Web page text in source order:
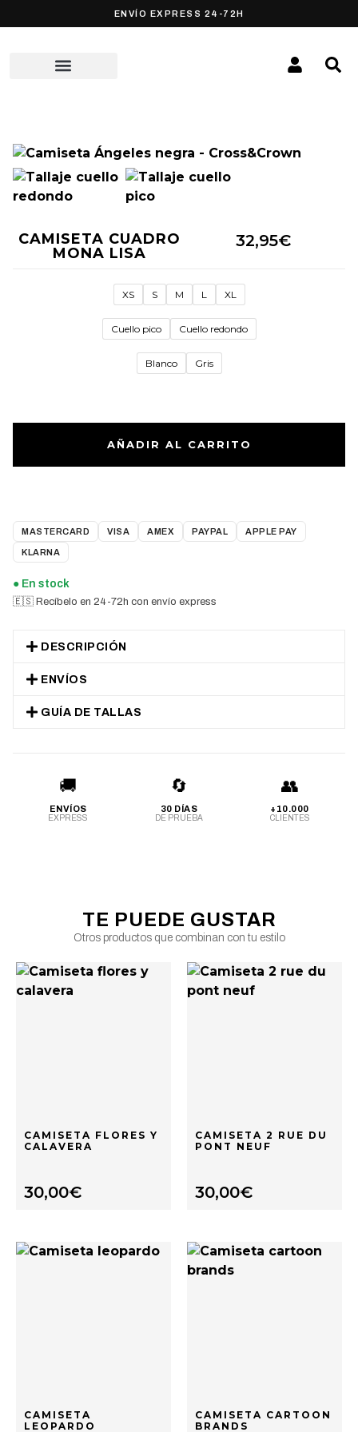
ENVÍO EXPRESS 24-72H
CAMISETA CUADRO
MONA LISA
32,95€
XS S M L XL
Cuello pico Cuello redondo
Blanco Gris
AÑADIR AL CARRITO
MASTERCARD VISA AMEX PAYPAL APPLE PAY
KLARNA
● En stock
🇪🇸 Recíbelo en 24-72h con envío express
DESCRIPCIÓN
ENVÍOS
GUÍA DE TALLAS
🚚
ENVÍOS
EXPRESS
🔄
30 DÍAS
DE PRUEBA
👥
+10.000
CLIENTES
TE PUEDE GUSTAR
Otros productos que combinan con tu estilo
CAMISETA FLORES Y
CALAVERA
30,00€
CAMISETA 2 RUE DU
PONT NEUF
30,00€
CAMISETA
LEOPARDO
CAMISETA CARTOON
BRANDS